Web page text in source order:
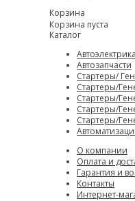
Корзина
Корзина пуста
Каталог
Автоэлектрика
Автозапчасти
Стартеры/
Стартеры/
Стартеры/
Стартеры/
Стартеры/
О компании
Оплата и
Гарантия и
Контакты
Интернет-